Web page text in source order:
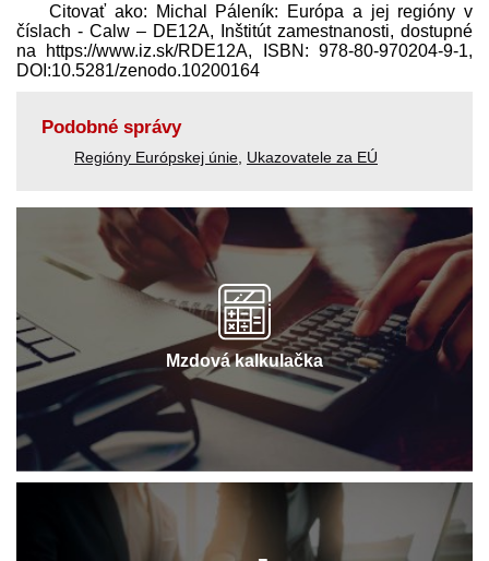
Citovať ako: Michal Páleník: Európa a jej regióny v
číslach - Calw – DE12A, Inštitút zamestnanosti, dostupné
na https://www.iz.sk/​RDE12A, ISBN: 978-80-970204-9-1,
DOI:10.5281/zenodo.10200164
Podobné správy
Regióny Európskej únie Ukazovatele za EÚ
Mzdová kalkulačka